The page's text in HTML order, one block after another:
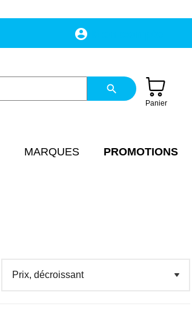
account_circle
search
Panier
MARQUES PROMOTIONS